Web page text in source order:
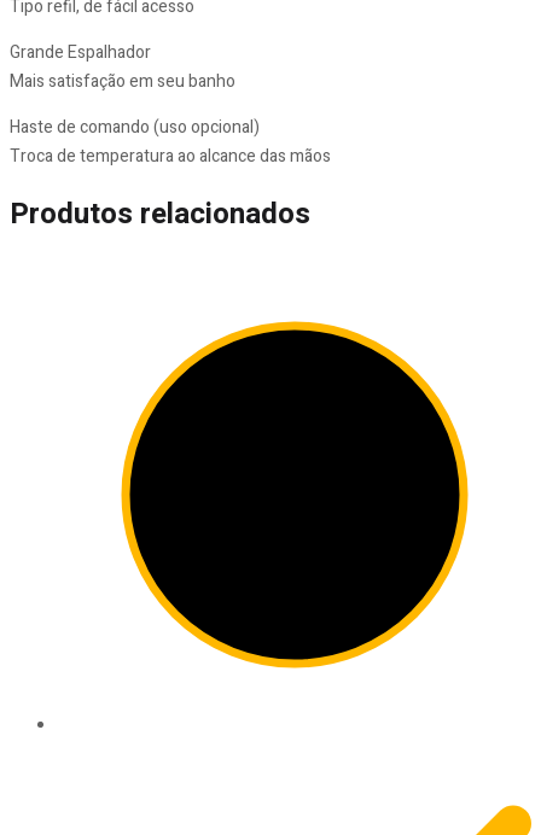
Tipo refil, de fácil acesso
Grande Espalhador
Mais satisfação em seu banho
Haste de comando (uso opcional)
Troca de temperatura ao alcance das mãos
Produtos relacionados